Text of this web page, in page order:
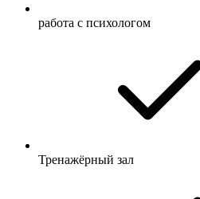
работа с психологом
Тренажёрный зал